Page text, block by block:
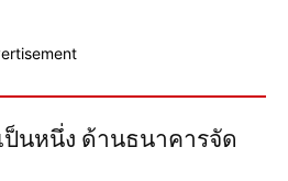
ป็นหนึ่ง ด้านธนาคารจัด